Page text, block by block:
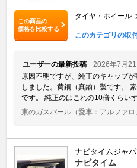
この商品の
価格を比較する
タイヤ・ホイール
このカテゴリの取
ユーザーの最新投稿
2026年7月21
原因不明ですが、純正のキャップ
しました。黄銅（真鍮）製です。
です。 純正のはこれの10倍くらい
東のガスパール （愛車：アルファロ
ナビタイムジャ
ナビタイム